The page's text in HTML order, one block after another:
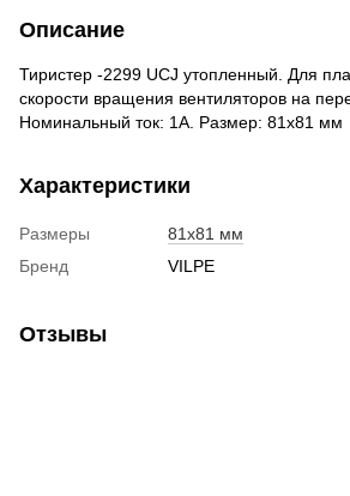
Описание
Тиристер -2299 UCJ утопленный. Для
скорости вращения вентиляторов на
Номинальный ток: 1А. Размер: 81х81 мм
Характеристики
Размеры
81x81 мм
Бренд
VILPE
Отзывы